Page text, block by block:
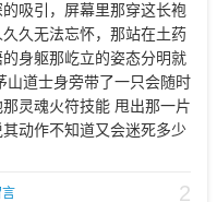
吸引，屏幕里那穿这长袍
久无法忘怀，那站在土药
身躯那屹立的姿态分明就
山道士身旁带了一只会随时
灵魂火符技能 甩出那一片
动作不知道又会迷死多少
2
言